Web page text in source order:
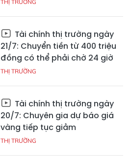
THỊ TRƯỜNG
Tài chính thị trường ngày
21/7: Chuyển tiền từ 400 triệu
đồng có thể phải chờ 24 giờ
THỊ TRƯỜNG
Tài chính thị trường ngày
20/7: Chuyên gia dự báo giá
vàng tiếp tục giảm
THỊ TRƯỜNG